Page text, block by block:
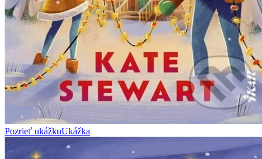
Pozrieť ukážkuUkážka